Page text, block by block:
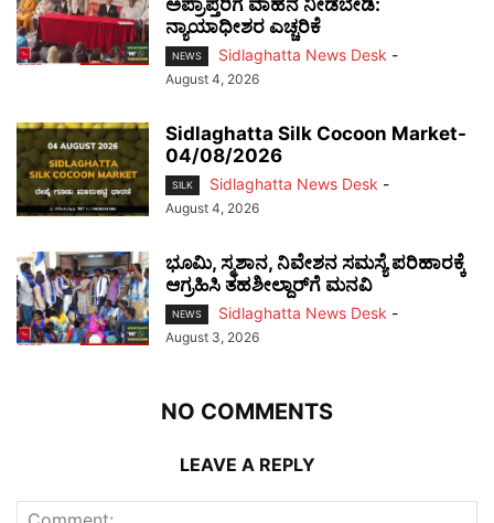
ನ್ಯಾಯಾಧೀಶರ ಎಚ್ಚರಿಕೆ
NEWS Sidlaghatta News Desk -
August 4, 2026
Sidlaghatta Silk Cocoon Market-
04/08/2026
SILK Sidlaghatta News Desk -
August 4, 2026
ಭೂಮಿ, ಸ್ಮಶಾನ, ನಿವೇಶನ ಸಮಸ್ಯೆ ಪರಿಹಾರಕ್ಕೆ
ಆಗ್ರಹಿಸಿ ತಹಶೀಲ್ದಾರ್‌ಗೆ ಮನವಿ
NEWS Sidlaghatta News Desk -
August 3, 2026
NO COMMENTS
LEAVE A REPLY